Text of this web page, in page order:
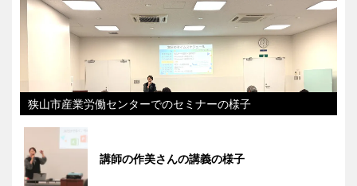
狭山市産業労働センターでのセミナーの様子
講師の作美さんの講義の様子